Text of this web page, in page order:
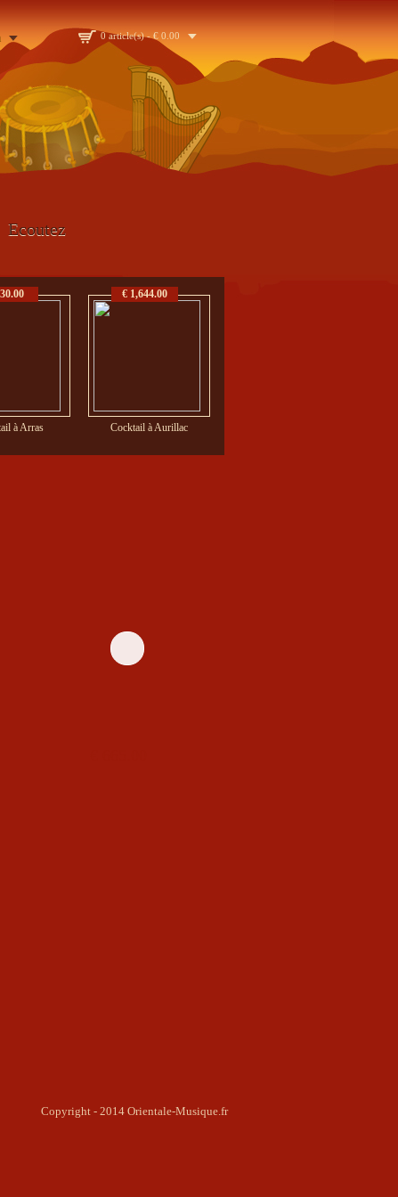
0 article(s) - € 0.00
Ecoutez
à Arras
€ 1,644.00
Cocktail à Aurillac
Copyright - 2014 Orientale-Musique.fr